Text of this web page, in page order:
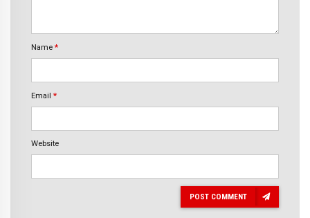
Name *
Email *
Website
POST COMMENT